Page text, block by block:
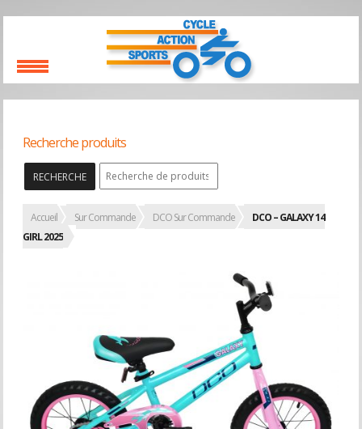
Recherche produits
RECHERCHE
Accueil Sur Commande DCO Sur Commande
DCO – GALAXY 14
GIRL 2025